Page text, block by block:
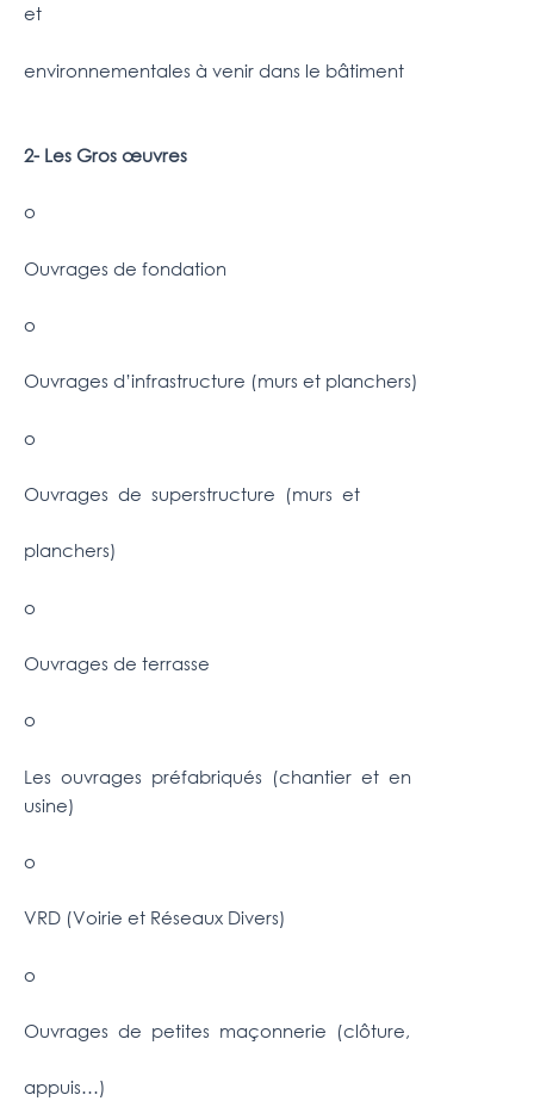
et
environnementales à venir dans le bâtiment
2- Les Gros œuvres
o
Ouvrages de fondation
o
Ouvrages d’infrastructure (murs et planchers)
o
Ouvrages de superstructure (murs et
planchers)
o
Ouvrages de terrasse
o
Les ouvrages préfabriqués (chantier et en
usine)
o
VRD (Voirie et Réseaux Divers)
o
Ouvrages de petites maçonnerie (clôture,
appuis…)